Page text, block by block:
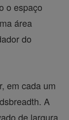
o espaço
área
do
em cada um
A
de largura,